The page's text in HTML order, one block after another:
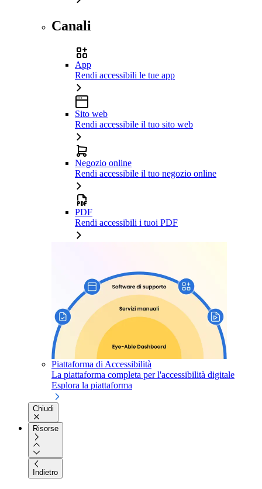
Canali
App
Rendi accessibili le tue app
Sito web
Rendi accessibile il tuo sito web
Negozio online
Rendi accessibile il tuo negozio online
PDF
Rendi accessibili i tuoi PDF
Piattaforma di Accessibilità
La piattaforma completa per l'accessibilità digitale
Esplora la piattaforma
Chiudi
Risorse
Indietro